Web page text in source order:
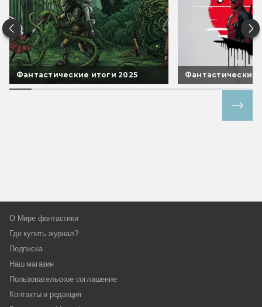
Фантастические итоги 2025 Фантастические
О Мире фантастики
Где купить журнал?
Подписка
Наш магазин
Пользовательское соглашение
Контакты и редакция